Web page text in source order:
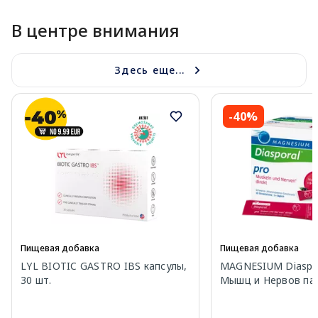
В центре внимания
Здесь еще...
Пищевая добавка
LYL BIOTIC GASTRO IBS капсулы,
30 шт.
-40%
Пищевая добавка
MAGNESIUM
Мышц и Нервов